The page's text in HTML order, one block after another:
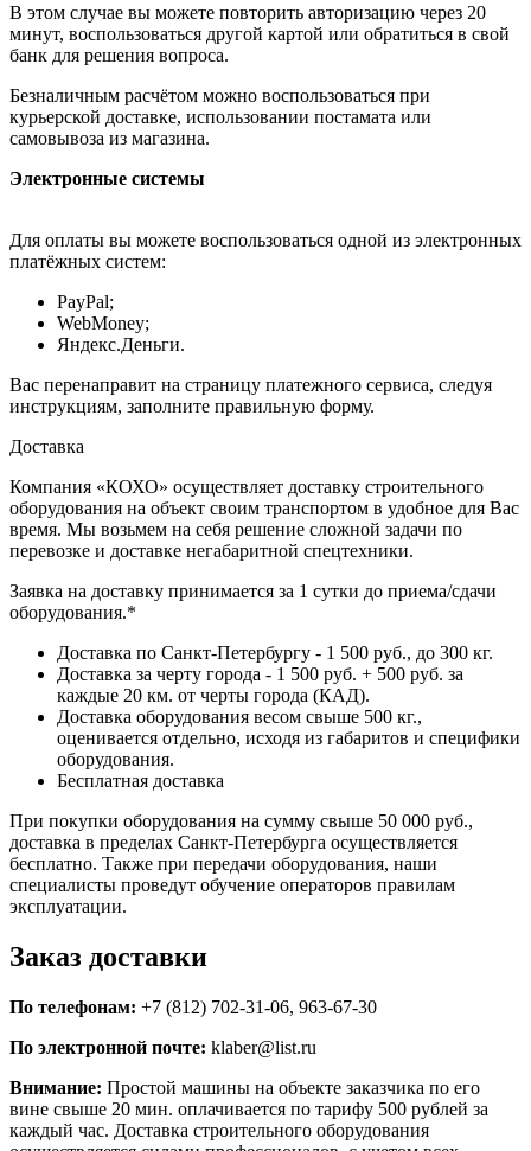
В этом случае вы можете повторить авторизацию через 20
минут, воспользоваться другой картой или обратиться в свой
банк для решения вопроса.
Безналичным расчётом можно воспользоваться при
курьерской доставке, использовании постамата или
самовывоза из магазина.
Электронные системы
Для оплаты вы можете воспользоваться одной из электронных
платёжных систем:
PayPal;
WebMoney;
Яндекс.Деньги.
Вас перенаправит на страницу платежного сервиса, следуя
инструкциям, заполните правильную форму.
Доставка
Компания «КОХО» осуществляет доставку строительного
оборудования на объект своим транспортом в удобное для Вас
время. Мы возьмем на себя решение сложной задачи по
перевозке и доставке негабаритной спецтехники.
Заявка на доставку принимается за 1 сутки до приема/сдачи
оборудования.*
Доставка по Санкт-Петербургу - 1 500 руб., до 300 кг.
Доставка за черту города - 1 500 руб. + 500 руб. за
каждые 20 км. от черты города (КАД).
Доставка оборудования весом свыше 500 кг.,
оценивается отдельно, исходя из габаритов и специфики
оборудования.
Бесплатная доставка
При покупки оборудования на сумму свыше 50 000 руб.,
доставка в пределах Санкт-Петербурга осуществляется
бесплатно. Также при передачи оборудования, наши
специалисты проведут обучение операторов правилам
эксплуатации.
Заказ доставки
По телефонам: +7 (812) 702-31-06, 963-67-30
По электронной почте: klaber@list.ru
Внимание: Простой машины на объекте заказчика по его
вине свыше 20 мин. оплачивается по тарифу 500 рублей за
каждый час. Доставка строительного оборудования